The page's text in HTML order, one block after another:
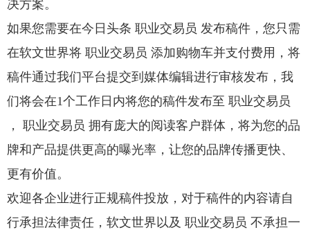
决方案。
如果您需要在今日头条 职业交易员 发布稿件，您只需
在软文世界将 职业交易员 添加购物车并支付费用，将
稿件通过我们平台提交到媒体编辑进行审核发布，我
们将会在1个工作日内将您的稿件发布至 职业交易员
， 职业交易员 拥有庞大的阅读客户群体，将为您的品
牌和产品提供更高的曝光率，让您的品牌传播更快、
更有价值。
欢迎各企业进行正规稿件投放，对于稿件的内容请自
行承担法律责任，软文世界以及 职业交易员 不承担一